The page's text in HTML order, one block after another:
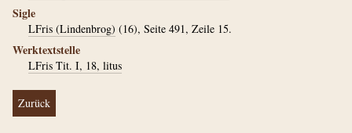
Sigle
LFris (Lindenbrog) (16), Seite 491, Zeile 15.
Werktextstelle
LFris Tit. I, 18, litus
Zurück